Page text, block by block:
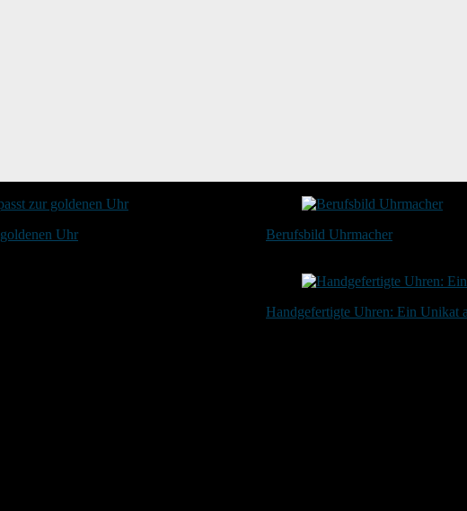
Uhr
Berufsbild Uhrmacher
Handgefertigte Uhren: Ein Unikat